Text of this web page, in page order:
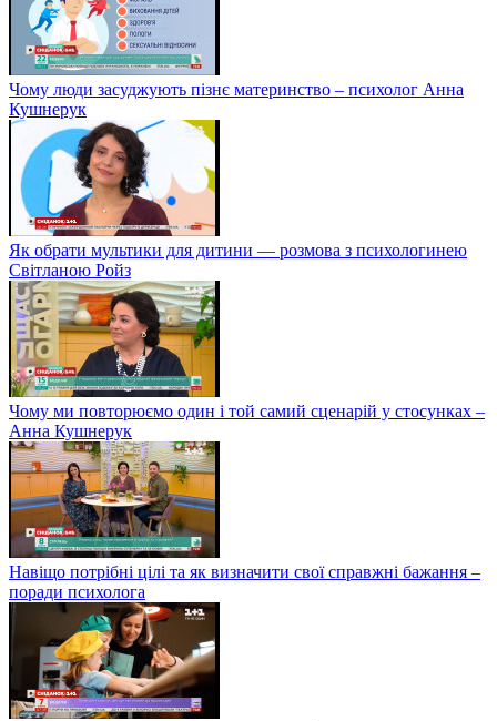
Чому люди засуджують пізнє материнство – психолог Анна
Кушнерук
Як обрати мультики для дитини — розмова з психологинею
Світланою Ройз
Чому ми повторюємо один і той самий сценарій у стосунках –
Анна Кушнерук
Навіщо потрібні цілі та як визначити свої справжні бажання –
поради психолога